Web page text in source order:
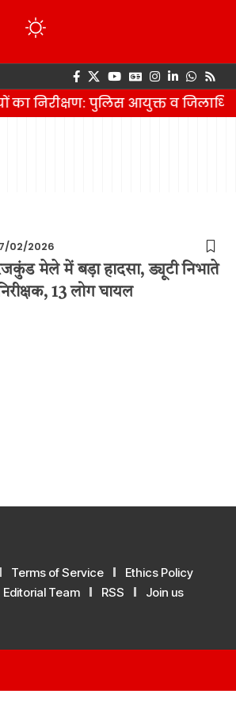
का निरीक्षण: पुलिस आयुक्त व
02/2026
मेले में बड़ा हादसा, ड्यूटी निभाते
13 लोग घायल
Terms of Service
Ethics Policy
Editorial Team RSS Join us